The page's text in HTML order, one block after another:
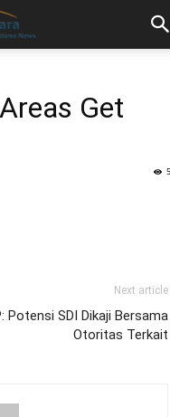
Get
Next article
Potensi SDI Dikaji Bersama
Otoritas Terkait